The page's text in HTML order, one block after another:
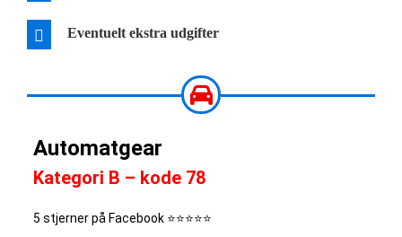
Eventuelt ekstra udgifter
Automatgear
Kategori B – kode 78
5 stjerner på Facebook ⭐⭐⭐⭐⭐